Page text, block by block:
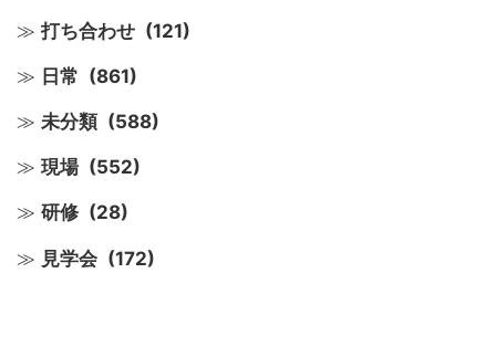
打ち合わせ (121)
日常 (861)
未分類 (588)
現場 (552)
研修 (28)
見学会 (172)